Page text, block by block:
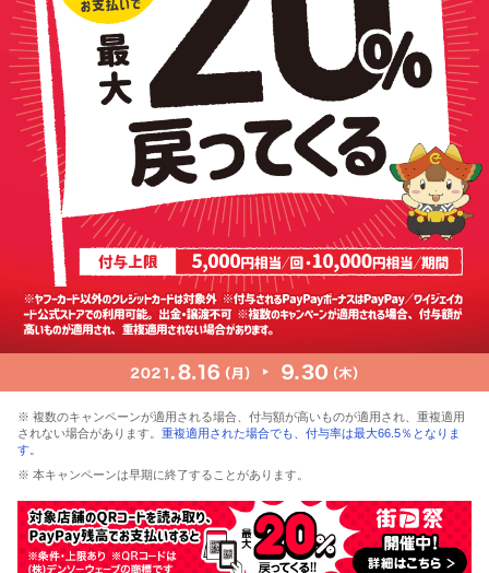
※ 複数のキャンペーンが適用される場合、付与額が高いものが適用され、重複適用
されない場合があります。 重複適用された場合でも、付与率は最大66.5％となりま
す。
※ 本キャンペーンは早期に終了することがあります。